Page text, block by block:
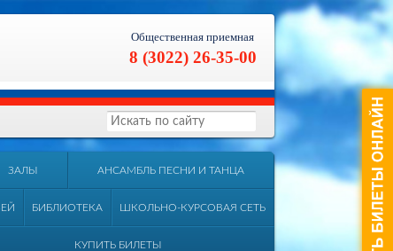
Общественная приемная
8 (3022) 26-35-00
ЗАЛЫ АНСАМБЛЬ ПЕСНИ И ТАНЦА
БИБЛИОТЕКА ШКОЛЬНО-КУРСОВАЯ СЕТЬ
КУПИТЬ БИЛЕТЫ